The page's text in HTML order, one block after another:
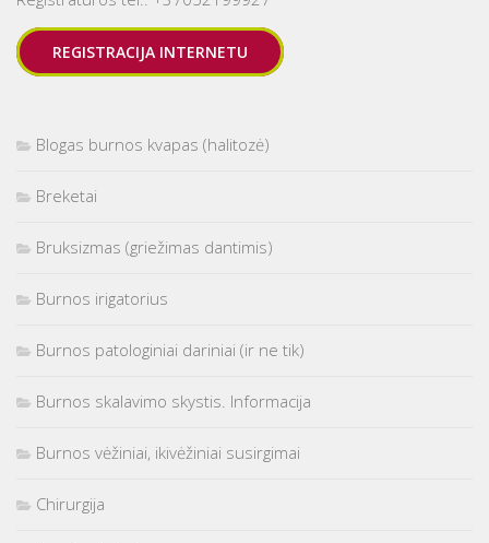
REGISTRACIJA INTERNETU
Blogas burnos kvapas (halitozė)
Breketai
Bruksizmas (griežimas dantimis)
Burnos irigatorius
Burnos patologiniai dariniai (ir ne tik)
Burnos skalavimo skystis. Informacija
Burnos vėžiniai, ikivėžiniai susirgimai
Chirurgija